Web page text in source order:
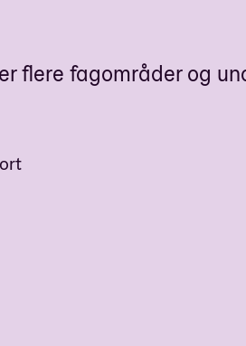
flere fagområder og